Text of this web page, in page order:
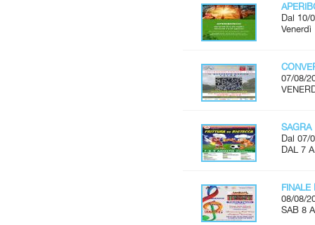
Dal 10/
07/08/
SAGRA
Dal 07/
DAL 7
FINALE
08/08/
SAB 8